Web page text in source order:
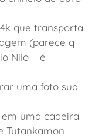
que transporta
(parece q
Nilo – é
uma foto sua
uma cadeira
Tutankamon